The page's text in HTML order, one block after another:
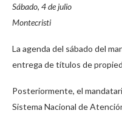
Sábado, 4 de julio
Montecristi
La agenda del sábado del
entrega de títulos de
Posteriormente, el
Sistema Nacional de